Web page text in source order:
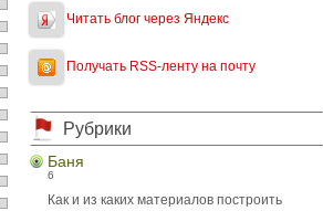
Читать блог через Яндекс
Получать RSS-ленту на почту
Рубрики
Баня
6
Как и из каких материалов построить